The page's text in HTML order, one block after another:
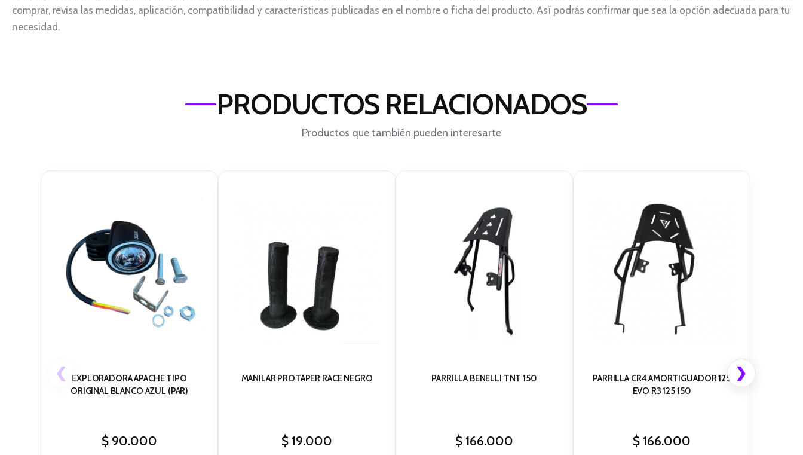
comprar, revisa las medidas, aplicación, compatibilidad y características publicadas en el nombre o ficha del producto. Así podrás confirmar que sea la opción adecuada para tu
necesidad.
PRODUCTOS RELACIONADOS
Productos que también pueden interesarte
EXPLORADORA APACHE TIPO
ORIGINAL BLANCO AZUL (PAR)
$ 90.000
MANILAR PROTAPER RACE NEGRO
$ 19.000
PARRILLA BENELLI TNT 150
$ 166.000
PARRILLA CR4 AMORTIGUADOR 125
EVO R3 125 150
$ 166.000
❮ ❯